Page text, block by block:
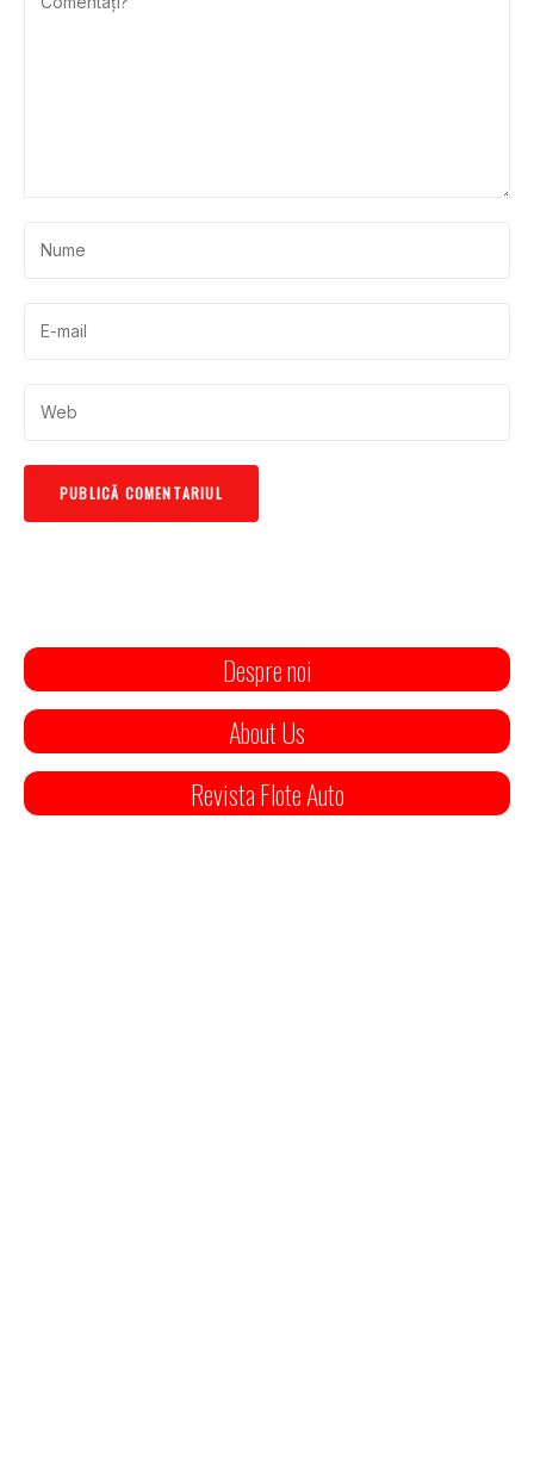
Despre noi
About Us
Revista Flote Auto